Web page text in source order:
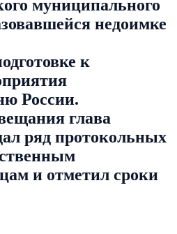
муниципального
недоимке
к
России.
глава
ряд протокольных
и отметил сроки